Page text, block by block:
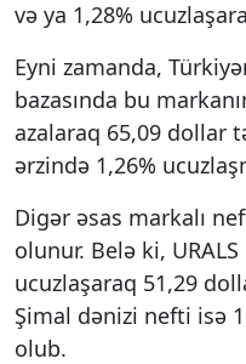
və ya 1,28%
Eyni zamanda,
bazasında bu
azalaraq 65,09 dollar
ərzində 1,26%
Digər əsas markalı
olunur. Belə ki,
ucuzlaşaraq 51,29
Şimal dənizi nefti isə
olub.